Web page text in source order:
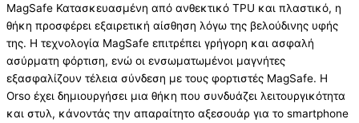
MagSafe Κατασκευασμένη από ανθεκτικό TPU και πλαστικό, η
θήκη προσφέρει εξαιρετική αίσθηση λόγω της βελούδινης υφής
της. Η τεχνολογία MagSafe επιτρέπει γρήγορη και ασφαλή
ασύρματη φόρτιση, ενώ οι ενσωματωμένοι μαγνήτες
εξασφαλίζουν τέλεια σύνδεση με τους φορτιστές MagSafe. Η
Orso έχει δημιουργήσει μια θήκη που συνδυάζει λειτουργικότητα
και στυλ, κάνοντάς την απαραίτητο αξεσουάρ για το smartphone